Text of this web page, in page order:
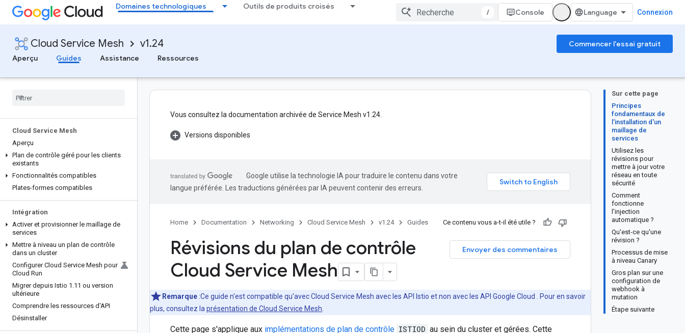
Domaines technologiques Outils de produits croisés
/ Console Connexion
Cloud Service Mesh v1.24
Commencer l'essai gratuit
Aperçu
Guides Assistance Ressources
Cloud Service Mesh
Aperçu
Plan de contrôle géré pour les clients
existants
Fonctionnalités compatibles
Plates-formes compatibles
Intégration
Activer et provisionner le maillage de
services
Mettre à niveau un plan de contrôle
dans un cluster
Configurer Cloud Service Mesh pour
Cloud Run
Migrer depuis Istio 1 .11 ou version
ultérieure
Comprendre les ressources d'API
Désinstaller
Sur cette page
Principes
fondamentaux de
l'installation d'un
maillage de
services
Utilisez les
révisions pour
mettre à jour votre
réseau en toute
sécurité
Comment
fonctionne
l'injection
automatique ?
Qu'est-ce qu'une
révision ?
Processus de mise
à niveau Canary
Gros plan sur une
configuration de
webhook à
mutation
Étape suivante
Vous consultez la documentation archivée de Service Mesh v1.24.
Versions disponibles
Google utilise la technologie IA pour traduire le contenu dans votre
langue préférée. Les traductions générées par IA peuvent contenir des erreurs.
Home Documentation Networking Cloud Service Mesh v1.24 Guides Ce contenu vous a-t-il été utile ?
Envoyer des commentaires
Révisions du plan de contrôle
Cloud Service Mesh
Remarque :Ce guide n'est compatible qu'avec Cloud Service Mesh avec les API Istio et non avec les API Google Cloud . Pour en savoir
plus, consultez la présentation de Cloud Service Mesh
Cette page s'applique aux implémentations de plan de contrôle ISTIOD au sein du cluster et gérées. Cette